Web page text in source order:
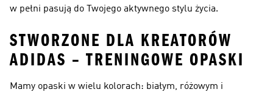
w pełni pasują do Twojego aktywnego stylu życia.
STWORZONE DLA KREATORÓW
ADIDAS – TRENINGOWE OPASKI
Mamy opaski w wielu kolorach: białym, różowym i